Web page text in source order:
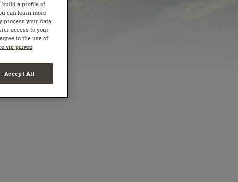
build a profile of
can learn more
process your data
access to your
to the use of
vie privée
Accept All